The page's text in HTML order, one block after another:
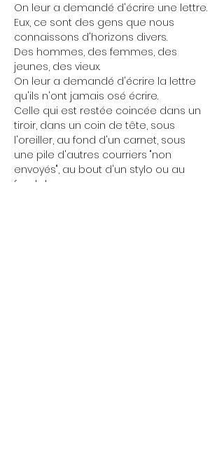
On leur a demandé d'écrire une lettre.
Eux, ce sont des gens que nous
connaissons d'horizons divers.
Des hommes, des femmes, des
jeunes, des vieux.
On leur a demandé d'écrire la lettre
qu'ils n'ont jamais osé écrire.
Celle qui est restée coincée dans un
tiroir, dans un coin de tête, sous
l'oreiller, au fond d'un carnet, sous
une pile d'autres courriers "non
envoyés", au bout d'un stylo ou au
fond du cœur.